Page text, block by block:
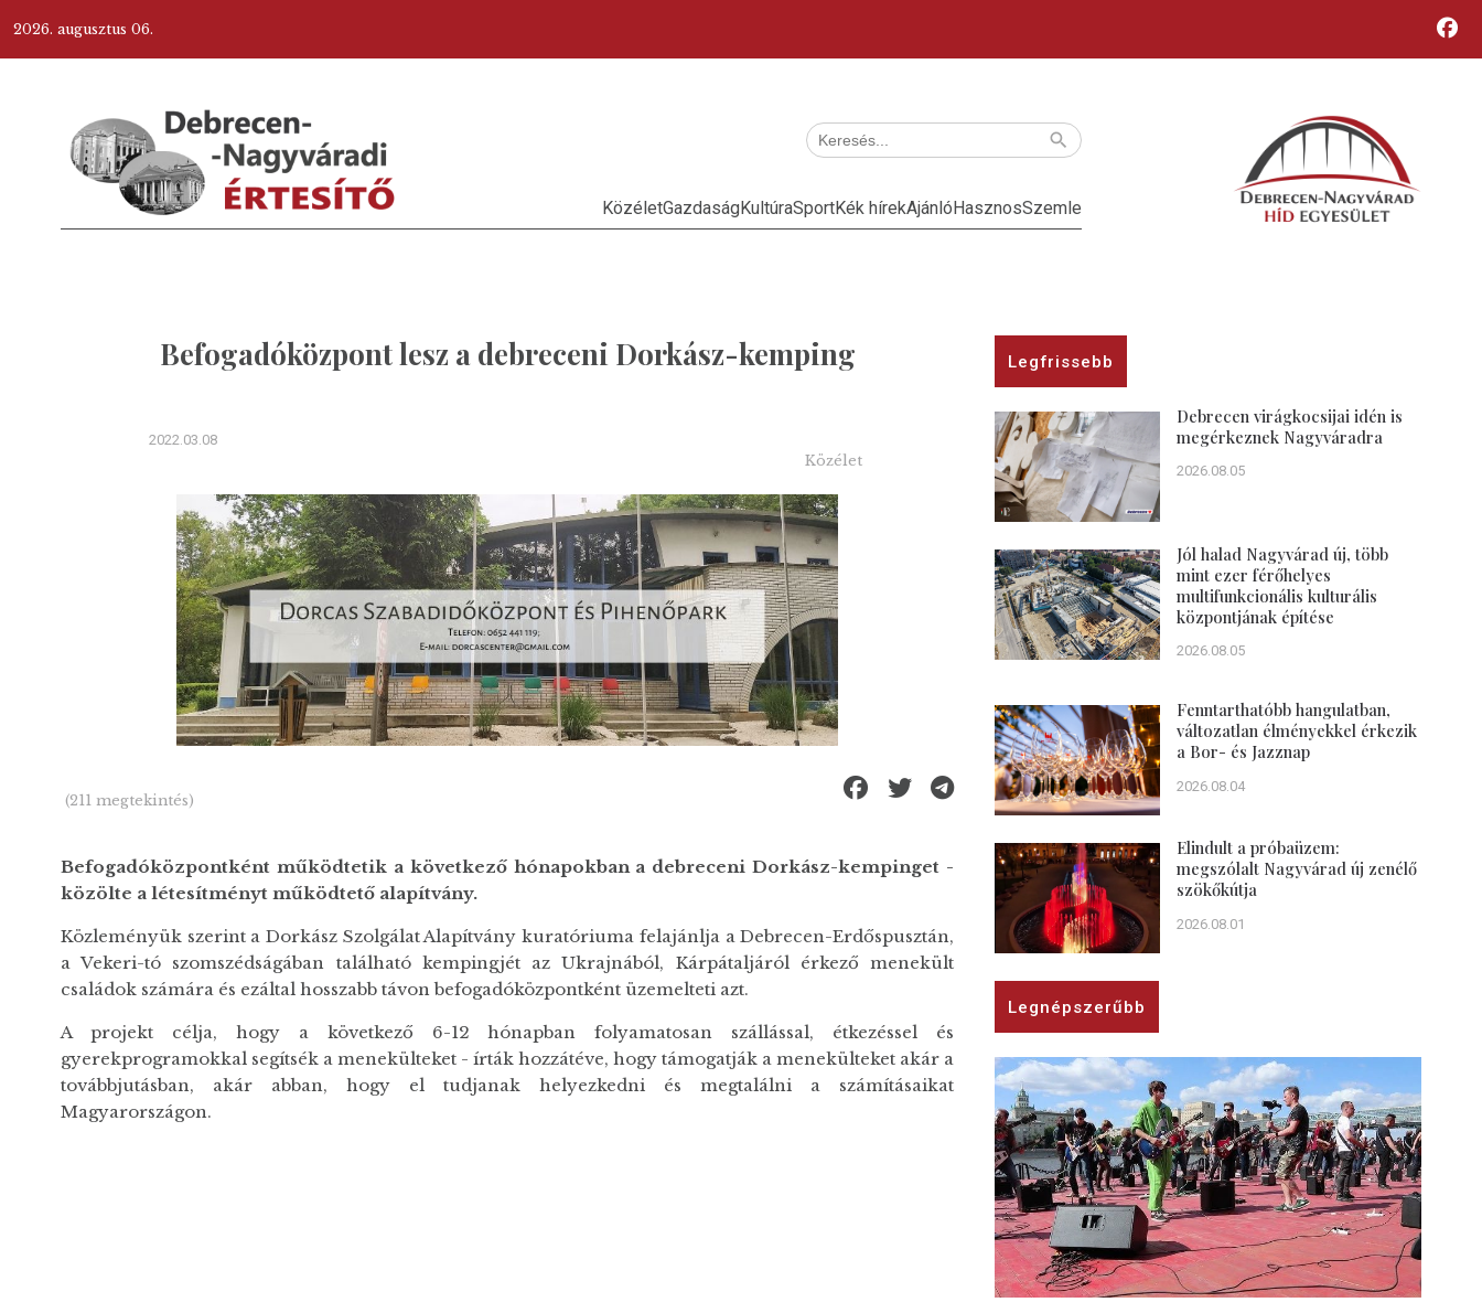
2026. augusztus 06.
KözéletGazdaságKultúraSportKék hírekAjánlóHasznosSzemle
Befogadóközpont lesz a debreceni Dorkász-kemping
2022.03.08
Közélet
(211 megtekintés)
Befogadóközpontként működtetik a következő hónapokban a debreceni Dorkász-kempinget -
közölte a létesítményt működtető alapítvány.
Közleményük szerint a Dorkász Szolgálat Alapítvány kuratóriuma felajánlja a Debrecen-Erdőspusztán,
a Vekeri-tó szomszédságában található kempingjét az Ukrajnából, Kárpátaljáról érkező menekült
családok számára és ezáltal hosszabb távon befogadóközpontként üzemelteti azt.
A projekt célja, hogy a következő 6-12 hónapban folyamatosan szállással, étkezéssel és
gyerekprogramokkal segítsék a menekülteket - írták hozzátéve, hogy támogatják a menekülteket akár a
továbbjutásban, akár abban, hogy el tudjanak helyezkedni és megtalálni a számításaikat
Magyarországon.
Legfrissebb
Debrecen virágkocsijai idén is
megérkeznek Nagyváradra
2026.08.05
Jól halad Nagyvárad új, több
mint ezer férőhelyes
multifunkcionális kulturális
központjának építése
2026.08.05
Fenntarthatóbb hangulatban,
változatlan élményekkel érkezik
a Bor- és Jazznap
2026.08.04
Elindult a próbaüzem:
megszólalt Nagyvárad új zenélő
szökőkútja
2026.08.01
Legnépszerűbb